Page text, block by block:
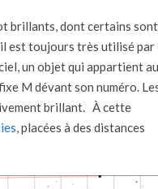
brillants, dont certains sont
est toujours très utilisé par
un objet qui appartient au
M dévant son numéro.
brillant. À cette
, placées à des distances